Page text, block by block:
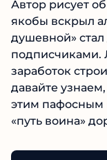
Автор рисует
который якобы
«по доброте
сигналами с
всегда,
на фьючах.
факту
дорогой к